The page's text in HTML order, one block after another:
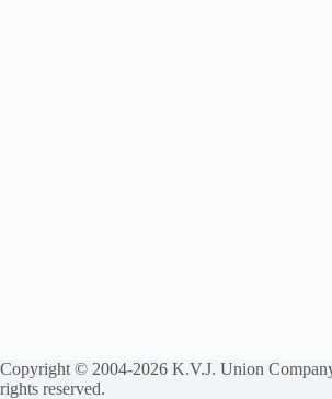
Copyright © 2004-2026 K.V.J. Union
rights reserved.